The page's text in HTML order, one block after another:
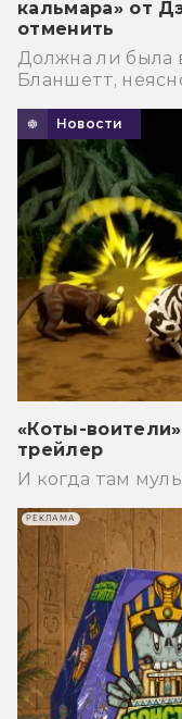
кальмара» от
отменить
Должна ли была
Бланшетт,
Новости
«Коты-
трейлер
И когда там
РЕКЛАМА